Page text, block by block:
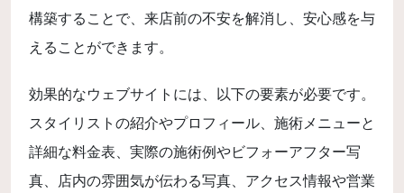
構築することで、来店前の不安を解消し、安心感を与
えることができます。
効果的なウェブサイトには、以下の要素が必要です。
スタイリストの紹介やプロフィール、施術メニューと
詳細な料金表、実際の施術例やビフォーアフター写
真、店内の雰囲気が伝わる写真、アクセス情報や営業